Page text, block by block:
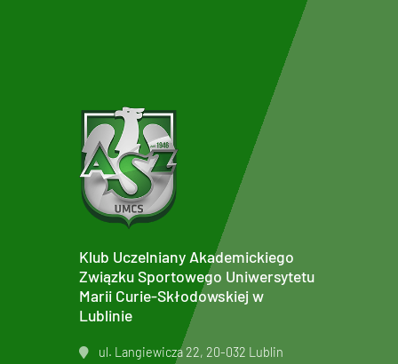
Klub Uczelniany Akademickiego
Związku Sportowego Uniwersytetu
Marii Curie-Skłodowskiej w
Lublinie
ul. Langiewicza 22, 20-032 Lublin